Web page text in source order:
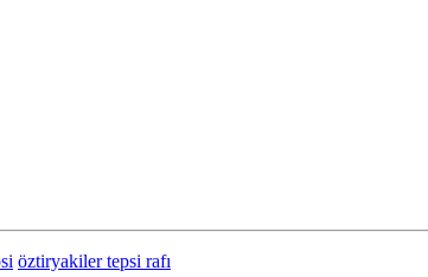
öztiryakiler tepsi rafı